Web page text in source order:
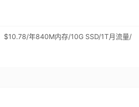
$10.78/年840M内存/10G SSD/1T月流量/